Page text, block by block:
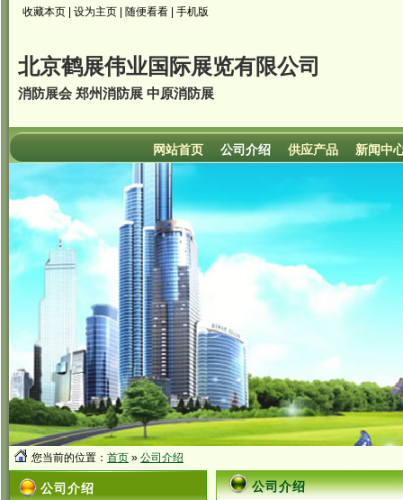
收藏本页 设为主页 随便看看 手机版
北京鹤展伟业国际展览有限公司
消防展会 郑州消防展 中原消防展
网站首页 公司介绍 供应产品 新闻中
您当前的位置： 首页 » 公司介绍
公司介绍 公司介绍